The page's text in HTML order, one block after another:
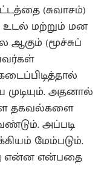
(சுவாசம்)
உடல் மற்றும் மன
(மூச்சுப்
அதனால்
தகவல்களை
அப்படி
மேம்படும்.
என்ன என்பதை